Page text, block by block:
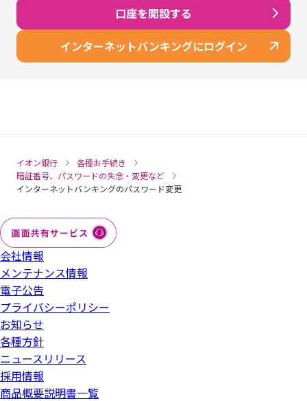
確認番号のロック口座を開設する
インターネットバンキングにログイン
イオン銀行
各種お手続き
暗証番号、パスワードの失念・変更など
インターネットバンキングのパスワード変更
会社情報
メンテナンス情報
電子公告
プライバシーポリシー
お知らせ
各種方針
ニュースリリース
採用情報
商品概要説明書一覧